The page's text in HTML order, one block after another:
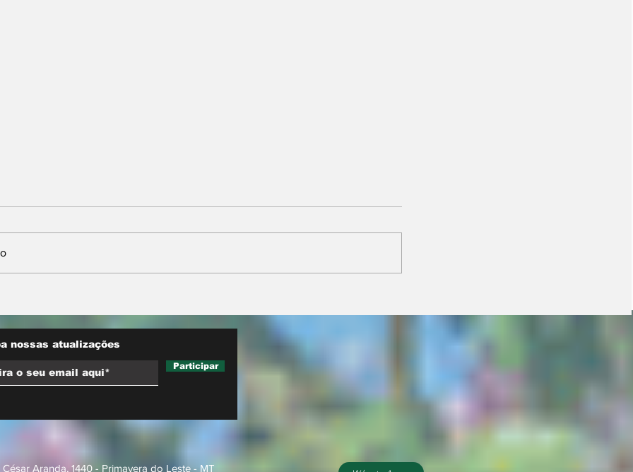
inédita
novas regras para
atuação de food trucks
nossas atualizações
Participar
César Aranda, 1440 - Primavera do Leste - MT